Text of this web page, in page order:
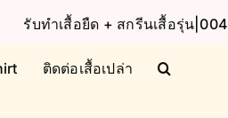
รับทำเสื้อยืด + สกรีนเสื้อรุ่น|004
ติดต่อเสื้อเปล่า